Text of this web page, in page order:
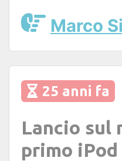
Marco
25 anni fa
Lancio sul
primo iPod